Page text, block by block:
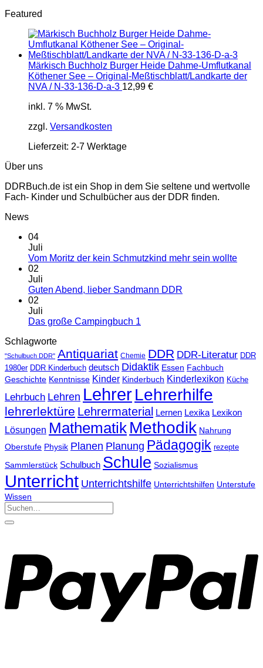
Featured
Märkisch Buchholz Burger Heide Dahme-Umflutkanal
Köthener See – Original-Meßtischblatt/Landkarte der
NVA / N-33-136-D-a-3 12,99 €
inkl. 7 % MwSt.
zzgl. Versandkosten
Lieferzeit: 2-7 Werktage
Über uns
DDRBuch.de ist ein Shop in dem Sie seltene und wertvolle
Fach- Kinder und Schulbücher aus der DDR finden.
News
04
Juli
Vom Moritz der kein Schmutzkind mehr sein wollte
02
Juli
Guten Abend, lieber Sandmann DDR
02
Juli
Das große Campingbuch 1
Schlagworte
"Schulbuch DDR" Antiquariat Chemie DDR DDR-Literatur DDR
1980er DDR Kinderbuch deutsch Didaktik Essen Fachbuch
Geschichte Kenntnisse Kinder Kinderbuch Kinderlexikon Küche
Lehrbuch Lehren LehrerLehrerhilfe
lehrerlektüre Lehrermaterial Lernen Lexika Lexikon
Lösungen Mathematik Methodik Nahrung
Oberstufe Physik Planen Planung Pädagogik rezepte
Sammlerstück Schulbuch Schule Sozialismus
Unterricht Unterrichtshilfe Unterrichtshilfen Unterstufe
Wissen
Suchen
nach: